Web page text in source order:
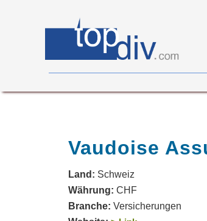
Vaudoise
Land: Schweiz
Währung: CHF
Branche: Versicherungen